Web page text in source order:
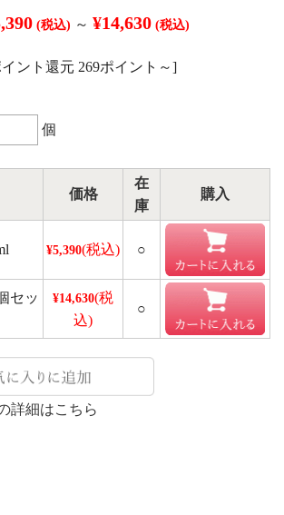
(税込) ～ ¥14,630 (税込)
ント還元 269ポイント～]
個
価格
在
庫
購入
¥5,390(税込) ○
セッ
¥14,630(税
込)
○
詳細はこちら